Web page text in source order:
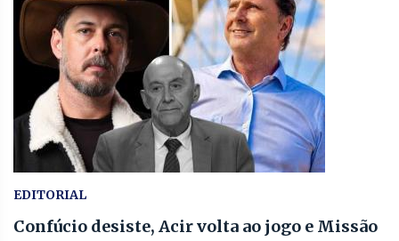
EDITORIAL
Confúcio desiste, Acir volta ao jogo e Missão